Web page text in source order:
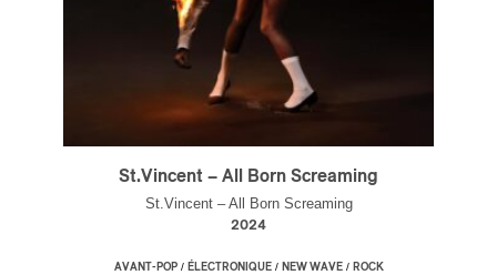
St.Vincent – All Born Screaming
St.Vincent – All Born Screaming
2024
AVANT-POP/ ÉLECTRONIQUE/ NEW WAVE/ ROCK